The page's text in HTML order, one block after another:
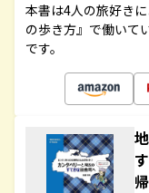
本書は4人の旅好き
の歩き方』で働いて
です。